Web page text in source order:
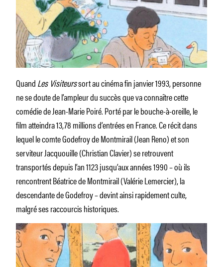
QuandLes Visiteurssort au cinéma fin janvier 1993, personne
ne se doute de l’ampleur du succès que va connaître cette
comédie de Jean-Marie Poiré. Porté par le bouche-à-oreille, le
film atteindra 13,78 millions d’entrées en France. Ce récit dans
lequel le comte Godefroy de Montmirail (Jean Reno) et son
serviteur Jacquouille (Christian Clavier) se retrouvent
transportés depuis l’an 1123 jusqu’aux années 1990 – où ils
rencontrent Béatrice de Montmirail (Valérie Lemercier), la
descendante de Godefroy – devint ainsi rapidement culte,
malgré ses raccourcis historiques.